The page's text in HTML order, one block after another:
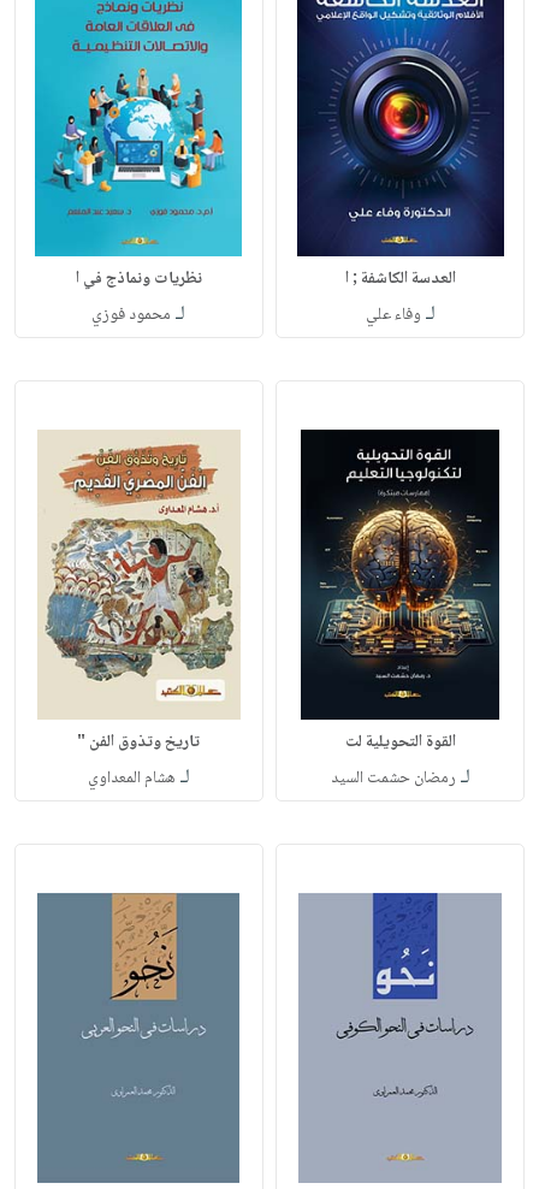
العدسة الكاشفة ; ا
لـ وفاء علي
نظريات ونماذج في ا
لـ محمود فوزي
القوة التحويلية لت
لـ رمضان حشمت السيد
تاريخ وتذوق الفن "
لـ هشام المعداوي